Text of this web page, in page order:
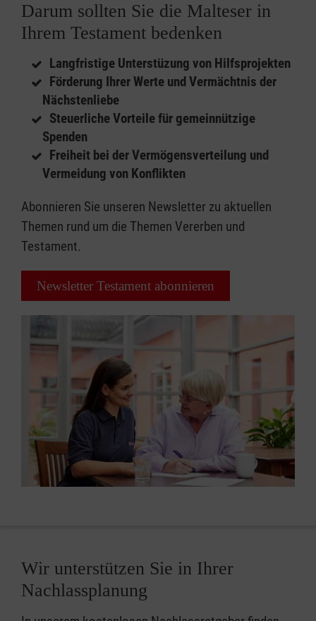
Darum sollten Sie die Malteser in
Ihrem Testament bedenken
Langfristige Unterstüzung von Hilfsprojekten
Förderung Ihrer Werte und Vermächtnis der
Nächstenliebe
Steuerliche Vorteile für gemeinnützige
Spenden
Freiheit bei der Vermögensverteilung und
Vermeidung von Konflikten
Abonnieren Sie unseren Newsletter zu aktuellen
Themen rund um die Themen Vererben und
Testament.
Newsletter Testament abonnieren
Wir unterstützen Sie in Ihrer
Nachlassplanung